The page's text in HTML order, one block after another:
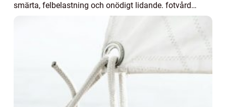
smärta, felbelastning och onödigt lidande. fotvård
handlar inte bara om att göra fötter...